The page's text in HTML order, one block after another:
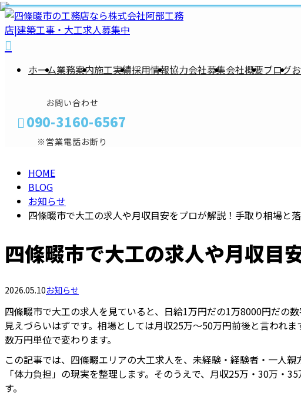
ホーム業務案内施工実績採用情報協力会社募集会社概要ブログ
お問い合わせ
090-3160-6567
※営業電話お断り
メールフォーム
BLOG
HOME
BLOG
お知らせ
四條畷市で大工の求人や月収目安をプロが解説！手取り相場と
四條畷市で大工の求人や月収目
2026.05.10お知らせ
四條畷市で大工の求人を見ていると、日給1万円だの1万8000円だの
見えづらいはずです。相場としては月収25万〜50万円前後と言われ
数万円単位で変わります。
この記事では、四條畷エリアの大工求人を、未経験・経験者・一人
「体力負担」の現実を整理します。そのうえで、月収25万・30万
す。